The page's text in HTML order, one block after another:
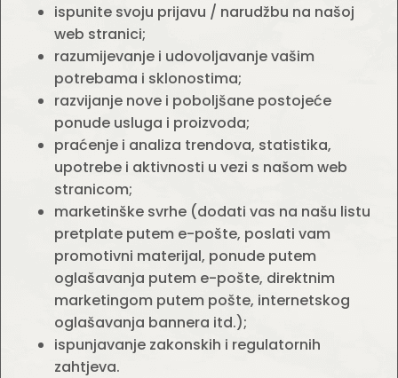
ispunite svoju prijavu / narudžbu na našoj
web stranici;
razumijevanje i udovoljavanje vašim
potrebama i sklonostima;
razvijanje nove i poboljšane postojeće
ponude usluga i proizvoda;
praćenje i analiza trendova, statistika,
upotrebe i aktivnosti u vezi s našom web
stranicom;
marketinške svrhe (dodati vas na našu listu
pretplate putem e-pošte, poslati vam
promotivni materijal, ponude putem
oglašavanja putem e-pošte, direktnim
marketingom putem pošte, internetskog
oglašavanja bannera itd.);
ispunjavanje zakonskih i regulatornih
zahtjeva.